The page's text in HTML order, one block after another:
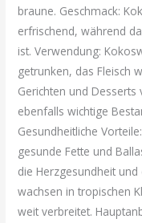
braune. Geschmack:
erfrischend, während
ist. Verwendung:
getrunken, das Fleisch
Gerichten und
ebenfalls wichtige
Gesundheitliche
gesunde Fette und
die Herzgesundheit
wachsen in tropischen
weit verbreitet.